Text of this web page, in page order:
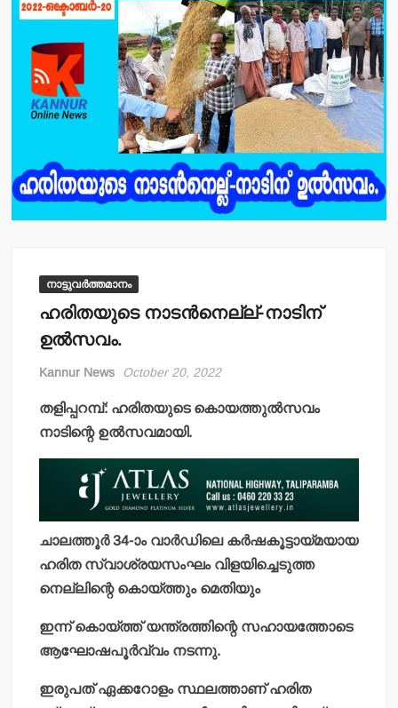
നാട്ടുവർത്തമാനം
ഹരിതയുടെ നാടന്‍നെല്ല്-നാടിന്
ഉല്‍സവം.
Kannur News October 20, 2022
തളിപ്പറമ്പ്: ഹരിതയുടെ കൊയത്തുല്‍സവം
നാടിന്റെ ഉല്‍സവമായി.
ചാലത്തൂര്‍ 34-ാം വാര്‍ഡിലെ കര്‍ഷകൂട്ടായ്മയായ
ഹരിത സ്വാശ്രയസംഘം വിളയിച്ചെടുത്ത
നെല്ലിന്റെ കൊയ്ത്തും മെതിയും
ഇന്ന് കൊയ്ത്ത് യന്ത്രത്തിന്റെ സഹായത്തോടെ
ആഘോഷപൂര്‍വ്വം നടന്നു.
ഇരുപത് ഏക്കറോളം സ്ഥലത്താണ് ഹരിത